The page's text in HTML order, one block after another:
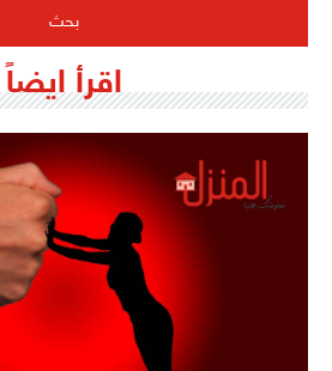
اقرأ ايضاً